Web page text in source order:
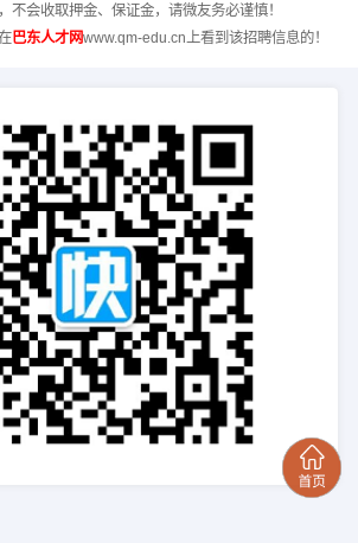
不会收取押金、保证金，请微友务必谨慎！
巴东人才网www.qm-edu.cn上看到该招聘信息的！